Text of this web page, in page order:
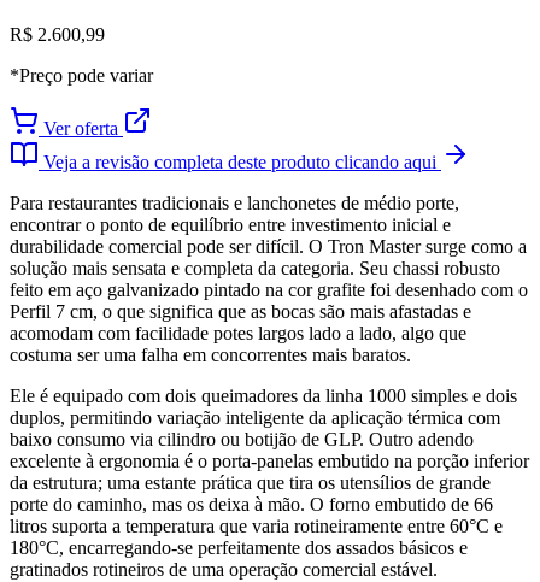
R$ 2.600,99
*Preço pode variar
Ver oferta
Veja a revisão completa deste produto clicando aqui
Para restaurantes tradicionais e lanchonetes de médio porte,
encontrar o ponto de equilíbrio entre investimento inicial e
durabilidade comercial pode ser difícil. O Tron Master surge como a
solução mais sensata e completa da categoria. Seu chassi robusto
feito em aço galvanizado pintado na cor grafite foi desenhado com o
Perfil 7 cm, o que significa que as bocas são mais afastadas e
acomodam com facilidade potes largos lado a lado, algo que
costuma ser uma falha em concorrentes mais baratos.
Ele é equipado com dois queimadores da linha 1000 simples e dois
duplos, permitindo variação inteligente da aplicação térmica com
baixo consumo via cilindro ou botijão de GLP. Outro adendo
excelente à ergonomia é o porta-panelas embutido na porção inferior
da estrutura; uma estante prática que tira os utensílios de grande
porte do caminho, mas os deixa à mão. O forno embutido de 66
litros suporta a temperatura que varia rotineiramente entre 60°C e
180°C, encarregando-se perfeitamente dos assados básicos e
gratinados rotineiros de uma operação comercial estável.